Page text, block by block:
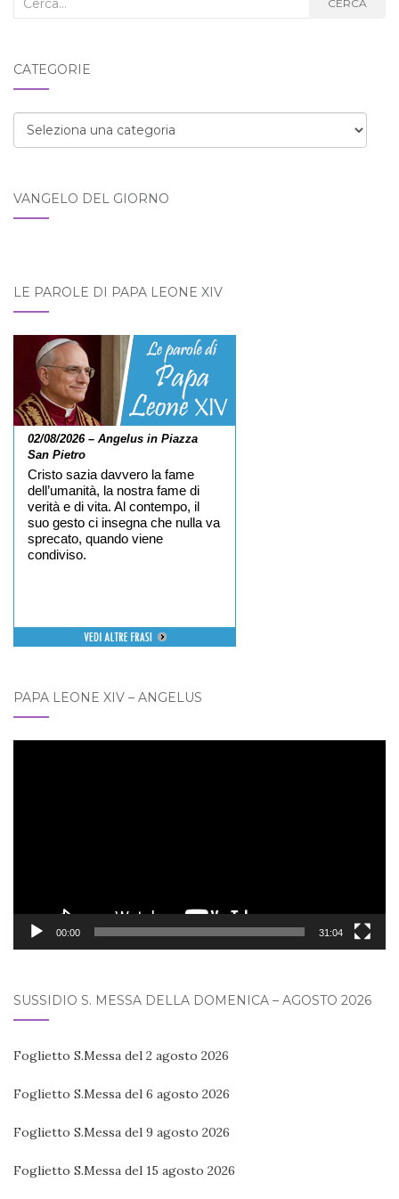
CERCA
CATEGORIE
Categorie
VANGELO DEL GIORNO
LE PAROLE DI PAPA LEONE XIV
02/08/2026 – Angelus in Piazza
San Pietro
Cristo sazia davvero la fame
dell’umanità, la nostra fame di
verità e di vita. Al contempo, il
suo gesto ci insegna che nulla va
sprecato, quando viene
condiviso.
PAPA LEONE XIV – ANGELUS
00:00 31:04
SUSSIDIO S. MESSA DELLA DOMENICA – AGOSTO 2026
Foglietto S.Messa del 2 agosto 2026
Foglietto S.Messa del 6 agosto 2026
Foglietto S.Messa del 9 agosto 2026
Foglietto S.Messa del 15 agosto 2026